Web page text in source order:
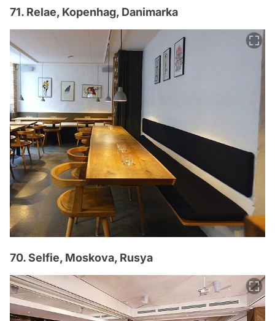
71. Relae, Kopenhag, Danimarka
70. Selfie, Moskova, Rusya